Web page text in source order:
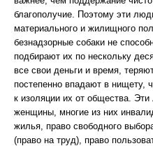
благополучие. Поэтому эти
материального и жилищного
безнадзорные собаки не
подбирают их по нескольку
все свои деньги и время,
постепенно впадают в нищету,
к изоляции их от общества.
женщины, многие из них
жилья, право свободного
(право на труд), право